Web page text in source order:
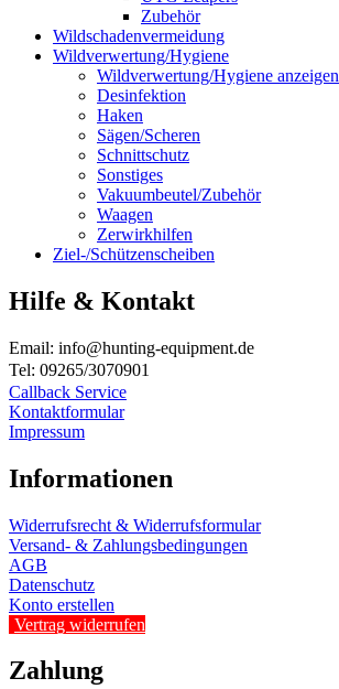
Zubehör
Wildschadenvermeidung
Wildverwertung/Hygiene
Wildverwertung/Hygiene anzeigen
Desinfektion
Haken
Sägen/Scheren
Schnittschutz
Sonstiges
Vakuumbeutel/Zubehör
Waagen
Zerwirkhilfen
Ziel-/Schützenscheiben
Hilfe & Kontakt
Email: info@hunting-equipment.de
Tel: 09265/3070901
Callback Service
Kontaktformular
Impressum
Informationen
Widerrufsrecht & Widerrufsformular
Versand- & Zahlungsbedingungen
AGB
Datenschutz
Konto erstellen
Vertrag widerrufen
Zahlung